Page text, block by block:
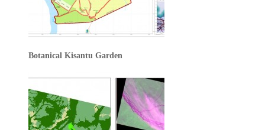
Botanical Kisantu Garden